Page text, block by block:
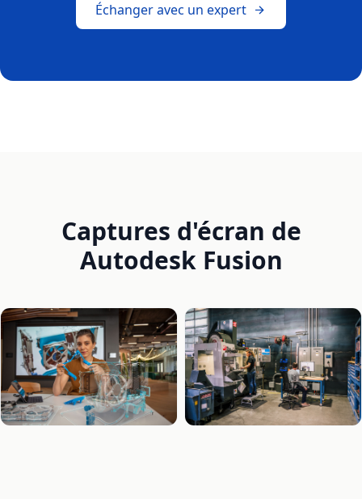
Échanger avec un expert
Captures d'écran de
Autodesk Fusion